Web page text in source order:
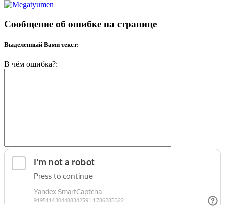
Сообщение об ошибке на странице
Выделенный Вами текст:
В чём ошибка?: